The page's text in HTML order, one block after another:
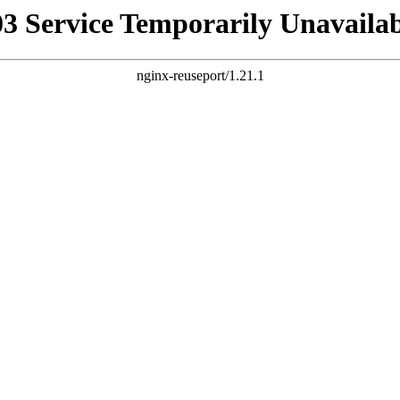
Service Temporarily
nginx-reuseport/1.21.1